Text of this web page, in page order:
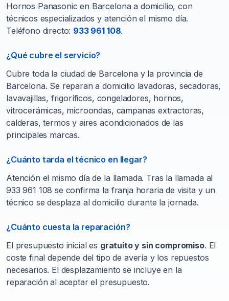
Hornos Panasonic en Barcelona a domicilio, con
técnicos especializados y atención el mismo día.
Teléfono directo: 933 961 108.
¿Qué cubre el servicio?
Cubre toda la ciudad de Barcelona y la provincia de
Barcelona. Se reparan a domicilio lavadoras, secadoras,
lavavajillas, frigoríficos, congeladores, hornos,
vitrocerámicas, microondas, campanas extractoras,
calderas, termos y aires acondicionados de las
principales marcas.
¿Cuánto tarda el técnico en llegar?
Atención el mismo día de la llamada. Tras la llamada al
933 961 108 se confirma la franja horaria de visita y un
técnico se desplaza al domicilio durante la jornada.
¿Cuánto cuesta la reparación?
El presupuesto inicial es gratuito y sin compromiso. El
coste final depende del tipo de avería y los repuestos
necesarios. El desplazamiento se incluye en la
reparación al aceptar el presupuesto.